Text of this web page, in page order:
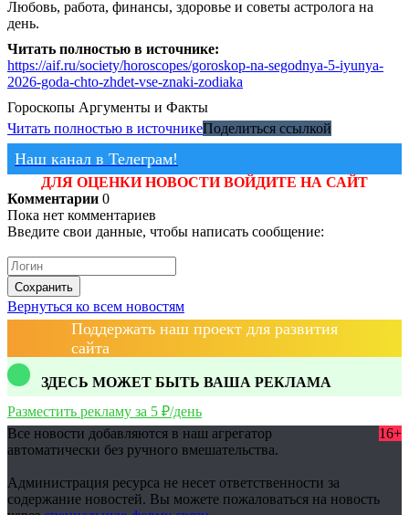
Любовь, работа, финансы, здоровье и советы астролога на
день.
Читать полностью в источнике:
https://aif.ru/society/horoscopes/goroskop-na-segodnya-5-iyunya-
2026-goda-chto-zhdet-vse-znaki-zodiaka
Гороскопы Аргументы и Факты
Читать полностью в источникеПоделиться ссылкой
Наш канал в Телеграм!
ДЛЯ ОЦЕНКИ НОВОСТИ ВОЙДИТЕ НА САЙТ
Комментарии 0
Пока нет комментариев
Введите свои данные, чтобы написать сообщение:
Сохранить
Вернуться ко всем новостям
Поддержать наш проект для развития
сайта
ЗДЕСЬ МОЖЕТ БЫТЬ ВАША РЕКЛАМА
Разместить рекламу за 5 ₽/день
Все новости добавляются в наш агрегатор
автоматически без ручного вмешательства.
16+
Администрация ресурса не несет ответственности за
содержание новостей. Вы можете пожаловаться на новость